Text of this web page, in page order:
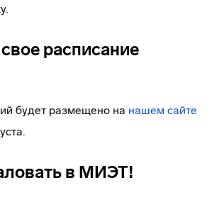
расписание
будет размещено на нашем сайте
в МИЭТ!